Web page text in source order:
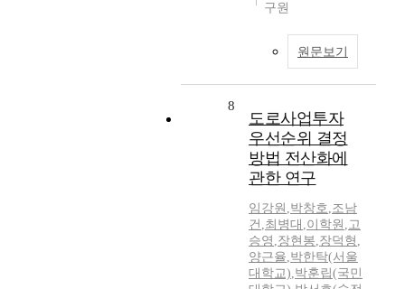
구원
원문보기
8
도로사업투자
우선순위 결정
방법 전산화에
관한 연구
임강원 ,박창호,조남
건 ,최병대 ,이학원 ,고
승영 ,장현봉,장덕형 ,
양근율,박한탁(서울
대학교),박훈립(국민